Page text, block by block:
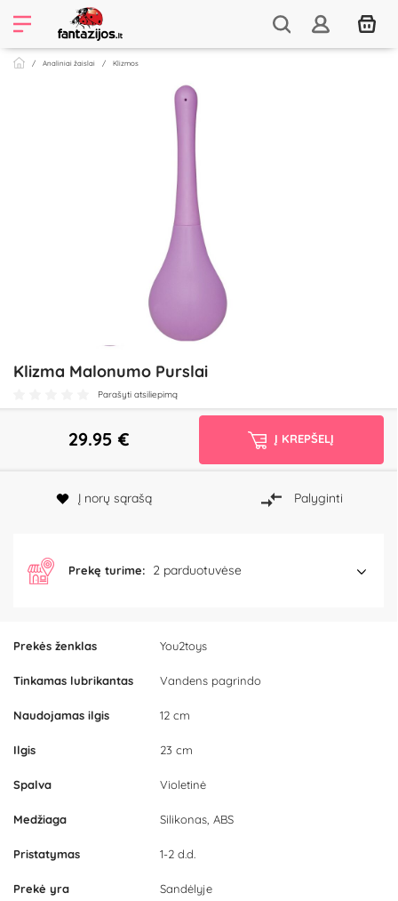
Analiniai žaislai Klizmos
Klizma Malonumo Purslai
Parašyti atsiliepimą
Prekės ženklas You2toys
Tinkamas lubrikantas Vandens pagrindo
Naudojamas ilgis 12 cm
Ilgis 23 cm
Spalva Violetinė
Medžiaga Silikonas, ABS
Pristatymas 1-2 d.d.
Prekė yra Sandėlyje
29.95 € Į KREPŠELĮ
Į norų sąrašą Palyginti
Prekę turime: 2 parduotuvėse